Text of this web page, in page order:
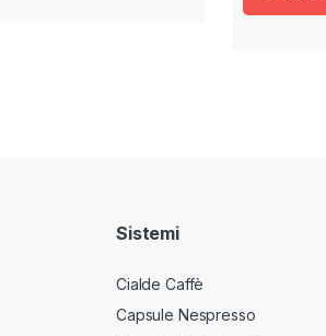
Sistemi
Cialde Caffè
Capsule Nespresso